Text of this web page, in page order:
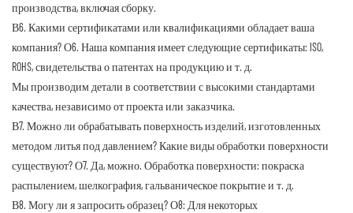
производства, включая сборку.
В6. Какими сертификатами или квалификациями обладает ваша
компания?О6. Наша компания имеет следующие сертификаты: ISO,
ROHS, свидетельства о патентах на продукцию и т. д.
Мы производим детали в соответствии с высокими стандартами
качества, независимо от проекта или заказчика.
В7. Можно ли обрабатывать поверхность изделий, изготовленных
методом литья под давлением? Какие виды обработки поверхности
существуют?О7. Да, можно. Обработка поверхности: покраска
распылением, шелкография, гальваническое покрытие и т. д.
В8. Могу ли я запросить образец?О8: Для некоторых